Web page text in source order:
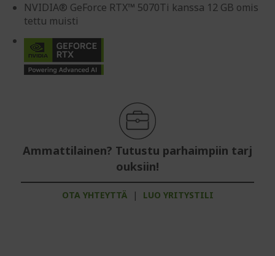
NVIDIA® GeForce RTX™ 5070Ti kanssa 12 GB omis
tettu muisti
Ammattilainen? Tutustu parhaimpiin tarj
ouksiin!
OTA YHTEYTTÄ | LUO YRITYSTILI